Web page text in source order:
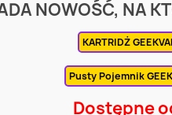
NOWOŚĆ, NA
KARTRIDŻ
Pusty Pojemnik
Dostępne